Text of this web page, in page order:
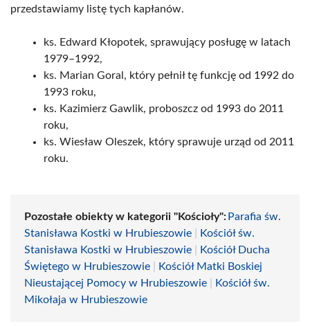
przedstawiamy listę tych kapłanów.
ks. Edward Kłopotek, sprawujący posługę w latach
1979–1992,
ks. Marian Goral, który pełnił tę funkcję od 1992 do
1993 roku,
ks. Kazimierz Gawlik, proboszcz od 1993 do 2011
roku,
ks. Wiesław Oleszek, który sprawuje urząd od 2011
roku.
Pozostałe obiekty w kategorii "Kościoły": Parafia św.
Stanisława Kostki w Hrubieszowie
Kościół św.
Stanisława Kostki w Hrubieszowie
Kościół Ducha
Świętego w Hrubieszowie
Kościół Matki Boskiej
Nieustającej Pomocy w Hrubieszowie
Kościół św.
Mikołaja w Hrubieszowie